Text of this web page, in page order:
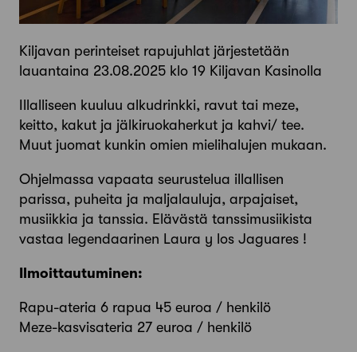
Kiljavan perinteiset rapujuhlat järjestetään
lauantaina 23.08.2025 klo 19 Kiljavan Kasinolla
Illalliseen kuuluu alkudrinkki, ravut tai meze,
keitto, kakut ja jälkiruokaherkut ja kahvi/ tee.
Muut juomat kunkin omien mielihalujen mukaan.
Ohjelmassa vapaata seurustelua illallisen
parissa, puheita ja maljalauluja, arpajaiset,
musiikkia ja tanssia. Elävästä tanssimusiikista
vastaa legendaarinen Laura y los Jaguares !
Ilmoittautuminen:
Rapu-ateria 6 rapua 45 euroa / henkilö
Meze-kasvisateria 27 euroa / henkilö